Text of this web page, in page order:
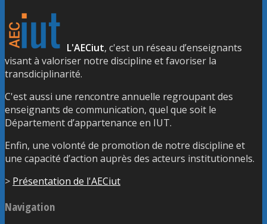
L'AECiut, c'est un réseau d’enseignants
visant à valoriser notre discipline et favoriser la
transdiciplinarité.
C'est aussi une rencontre annuelle regroupant des
enseignants de communication, quel que soit le
Département d’appartenance en IUT.
Enfin, une volonté de promotion de notre discipline et
une capacité d’action auprès des acteurs institutionnels.
> Présentation de l'AECiut
Navigation